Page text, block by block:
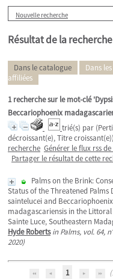
Nouvelle recherche
Résultat de la recherche
Dans le catalogue
Dans
affiliées
1recherche sur le mot-clé
Beccariophoenix
trié(s) par
décroissant(e), Titre croissant(e))
recherche Générer le flux rss
Partager le résultat de cette
Palms on the Brink:
Status of the Threatened Palms
saintelucei and Beccariophoenix
madagascariensis in the Littoral
Sainte Luce, Southeastern
Hyde Roberts in Palms, vol. 64,
2020)
1